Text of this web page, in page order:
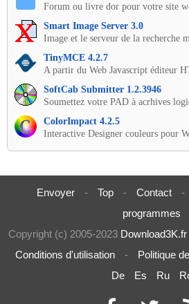
Forum ou livre dor pour votre site
Smart Image Server 3.0
Image et le serveur de la recherche
TinyMCE 4.2.7
A partir du Web Javascript éditeur
SoftCab Submitter 1.2.3946
Soumettez votre PAD à acrhives
ColorImpact 4.2.5
Interactive Designer couleurs pour
Envoyer - Top - Contact -
programmes
Copyright (c) 2005-2023 Download3K.fr
Conditions d'utilisation
- Politique
De
Es Ru